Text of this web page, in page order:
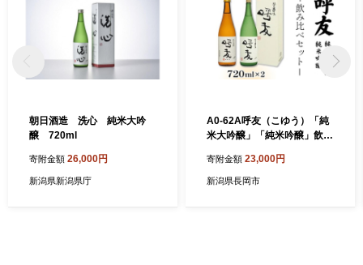
朝日酒造 洗心 純米大吟
醸 720ml
寄附金額 26,000円
新潟県新潟県庁
A0-62A呼友（こゆう）「純
米大吟醸」「純米吟醸」飲み
酒造】
寄附金額 23,000円
新潟県長岡市